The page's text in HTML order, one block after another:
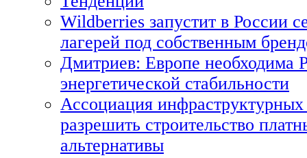
Wildberries запустит в России
лагерей под собственным
Дмитриев: Европе необходима
энергетической стабильности
Ассоциация
разрешить строительство
альтернативы